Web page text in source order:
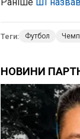
Теги: Футбол